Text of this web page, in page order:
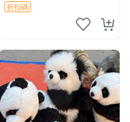
折扣碼